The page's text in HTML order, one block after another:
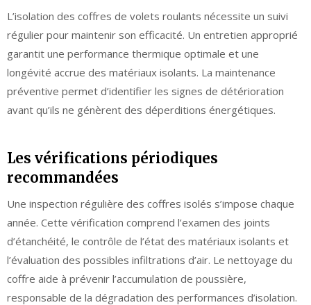
L’isolation des coffres de volets roulants nécessite un suivi
régulier pour maintenir son efficacité. Un entretien approprié
garantit une performance thermique optimale et une
longévité accrue des matériaux isolants. La maintenance
préventive permet d’identifier les signes de détérioration
avant qu’ils ne génèrent des déperditions énergétiques.
Les vérifications périodiques
recommandées
Une inspection régulière des coffres isolés s’impose chaque
année. Cette vérification comprend l’examen des joints
d’étanchéité, le contrôle de l’état des matériaux isolants et
l’évaluation des possibles infiltrations d’air. Le nettoyage du
coffre aide à prévenir l’accumulation de poussière,
responsable de la dégradation des performances d’isolation.